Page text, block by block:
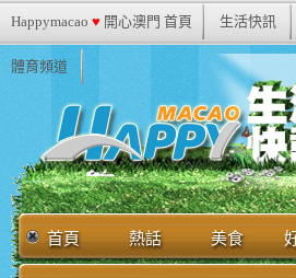
Happymacao ♥ 開心澳門 首頁 生活快訊
體育頻道
首頁 熱話 美食